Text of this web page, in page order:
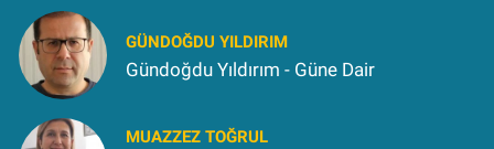
GÜNDOĞDU YILDIRIM
Gündoğdu Yıldırım - Güne Dair
MUAZZEZ TOĞRUL